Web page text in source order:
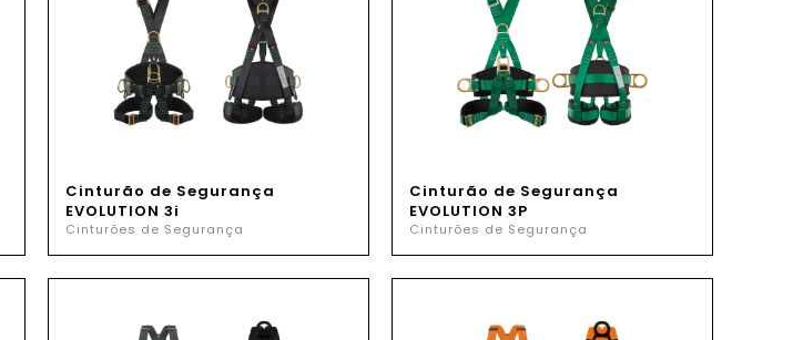
Cinturão de Segurança
EVOLUTION 3i
Cinturões de Segurança
Cinturão de Segurança
EVOLUTION 3P
Cinturões de Segurança